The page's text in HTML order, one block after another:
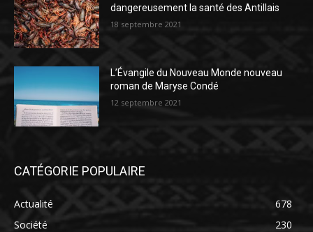
dangereusement la santé des Antillais
18 septembre 2021
L’Évangile du Nouveau Monde nouveau
roman de Maryse Condé
12 septembre 2021
CATÉGORIE POPULAIRE
Actualité
678
Société
230